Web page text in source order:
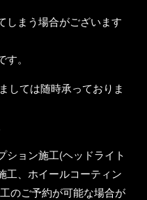
しまう場合がございます
。
しては随時承っておりま
ション施工(ヘッドライト
工、ホイールコーティン
のご予約が可能な場合が